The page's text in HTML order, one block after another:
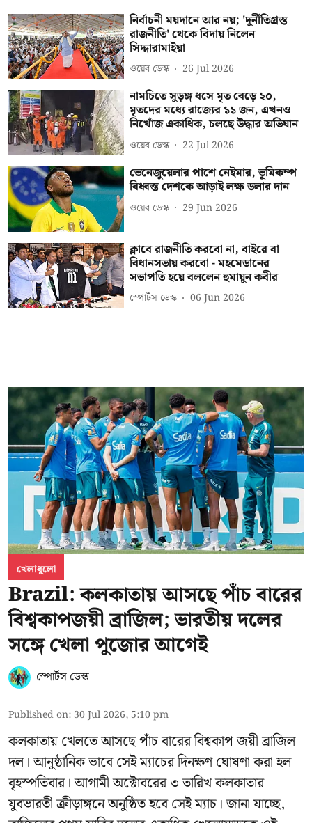
নির্বাচনী ময়দানে আর নয়; 'দুর্নীতিগ্রস্ত
রাজনীতি' থেকে বিদায় নিলেন
সিদ্দারামাইয়া
ওয়েব ডেস্ক 26 Jul 2026
নামচিতে সুড়ঙ্গ ধসে মৃত বেড়ে ২০,
মৃতদের মধ্যে রাজ্যের ১১ জন, এখনও
নিখোঁজ একাধিক, চলছে উদ্ধার অভিযান
ওয়েব ডেস্ক 22 Jul 2026
ভেনেজুয়েলার পাশে নেইমার, ভূমিকম্প
বিধ্বস্ত দেশকে আড়াই লক্ষ ডলার দান
ওয়েব ডেস্ক 29 Jun 2026
ক্লাবে রাজনীতি করবো না, বাইরে বা
বিধানসভায় করবো - মহমেডানের
সভাপতি হয়ে বললেন হুমায়ুন কবীর
স্পোর্টস ডেস্ক 06 Jun 2026
খেলাধুলো
Brazil: কলকাতায় আসছে পাঁচ বারের
বিশ্বকাপজয়ী ব্রাজিল; ভারতীয় দলের
সঙ্গে খেলা পুজোর আগেই
স্পোর্টস ডেস্ক
Published on: 30 Jul 2026, 5:10 pm
কলকাতায় খেলতে আসছে পাঁচ বারের বিশ্বকাপ জয়ী ব্রাজিল
দল। আনুষ্ঠানিক ভাবে সেই ম্যাচের দিনক্ষণ ঘোষণা করা হল
বৃহস্পতিবার। আগামী অক্টোবরের ৩ তারিখ কলকাতার
যুবভারতী ক্রীড়াঙ্গনে অনুষ্ঠিত হবে সেই ম্যাচ। জানা যাচ্ছে,